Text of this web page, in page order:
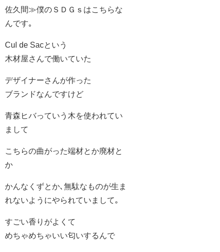
佐久間≫僕のＳＤＧｓはこちらな
んです｡
Cul de Sacという
木材屋さんで働いていた
デザイナーさんが作った
ブランドなんですけど
青森ヒバっていう木を使われてい
まして
こちらの曲がった端材とか廃材と
か
かんなくずとか､無駄なものが生ま
れないようにやられていまして｡
すごい香りがよくて
めちゃめちゃいい匂いするんで